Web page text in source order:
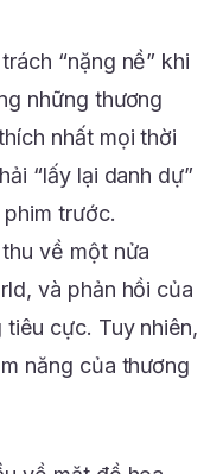
“nặng nề” khi
những thương
nhất mọi thời
“lấy lại danh dự”
trước.
về một nửa
và phản hồi của
cực. Tuy nhiên,
năng của thương